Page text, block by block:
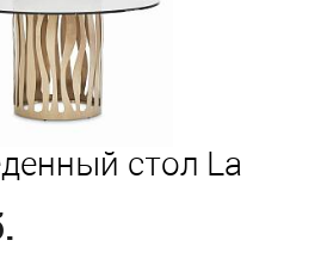
стол La